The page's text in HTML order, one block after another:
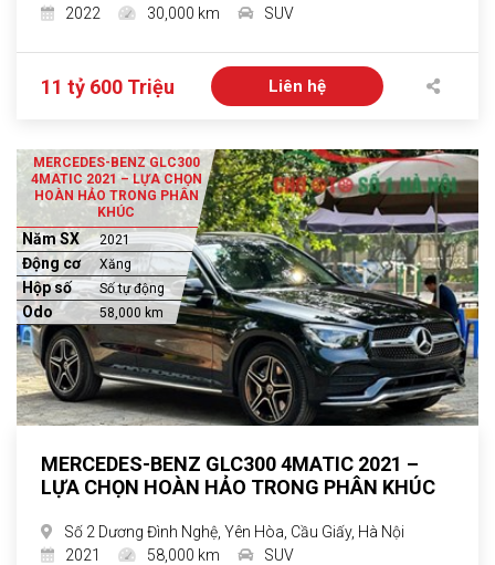
2022
30,000 km SUV
11 tỷ 600 Triệu Liên hệ
MERCEDES-BENZ GLC300
4MATIC 2021 – LỰA CHỌN
HOÀN HẢO TRONG PHÂN
KHÚC
Năm SX 2021
Động cơ Xăng
Hộp số Số tự động
Odo 58,000 km
MERCEDES-BENZ GLC300 4MATIC 2021 –
LỰA CHỌN HOÀN HẢO TRONG PHÂN KHÚC
Số 2 Dương Đình Nghệ, Yên Hòa, Cầu Giấy, Hà Nội
2021
58,000 km SUV